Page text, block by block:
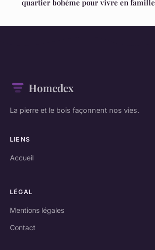
quartier bohème pour vivre en famille
Homedex
La pierre et le bois façonnent nos vies.
LIENS
Accueil
LÉGAL
Mentions légales
Contact